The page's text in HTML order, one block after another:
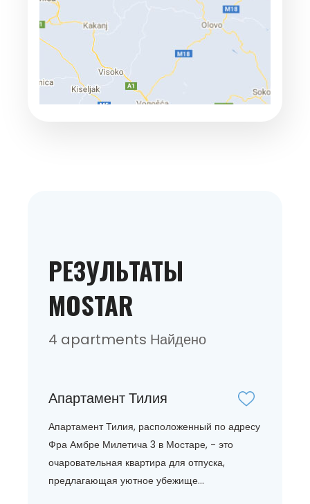
РЕЗУЛЬТАТЫ
MOSTAR
4 apartments Найдено
Апартамент Тилия
Апартамент Тилия, расположенный по адресу
Фра Амбре Милетича 3 в Мостаре, - это
очаровательная квартира для отпуска,
предлагающая уютное убежище...